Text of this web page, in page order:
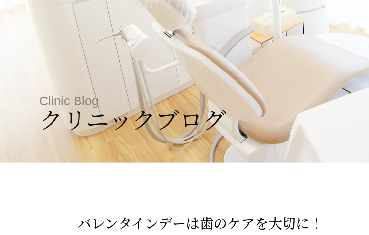
Clinic Blog
クリニックブログ
バレンタインデーは歯のケアを大切に！